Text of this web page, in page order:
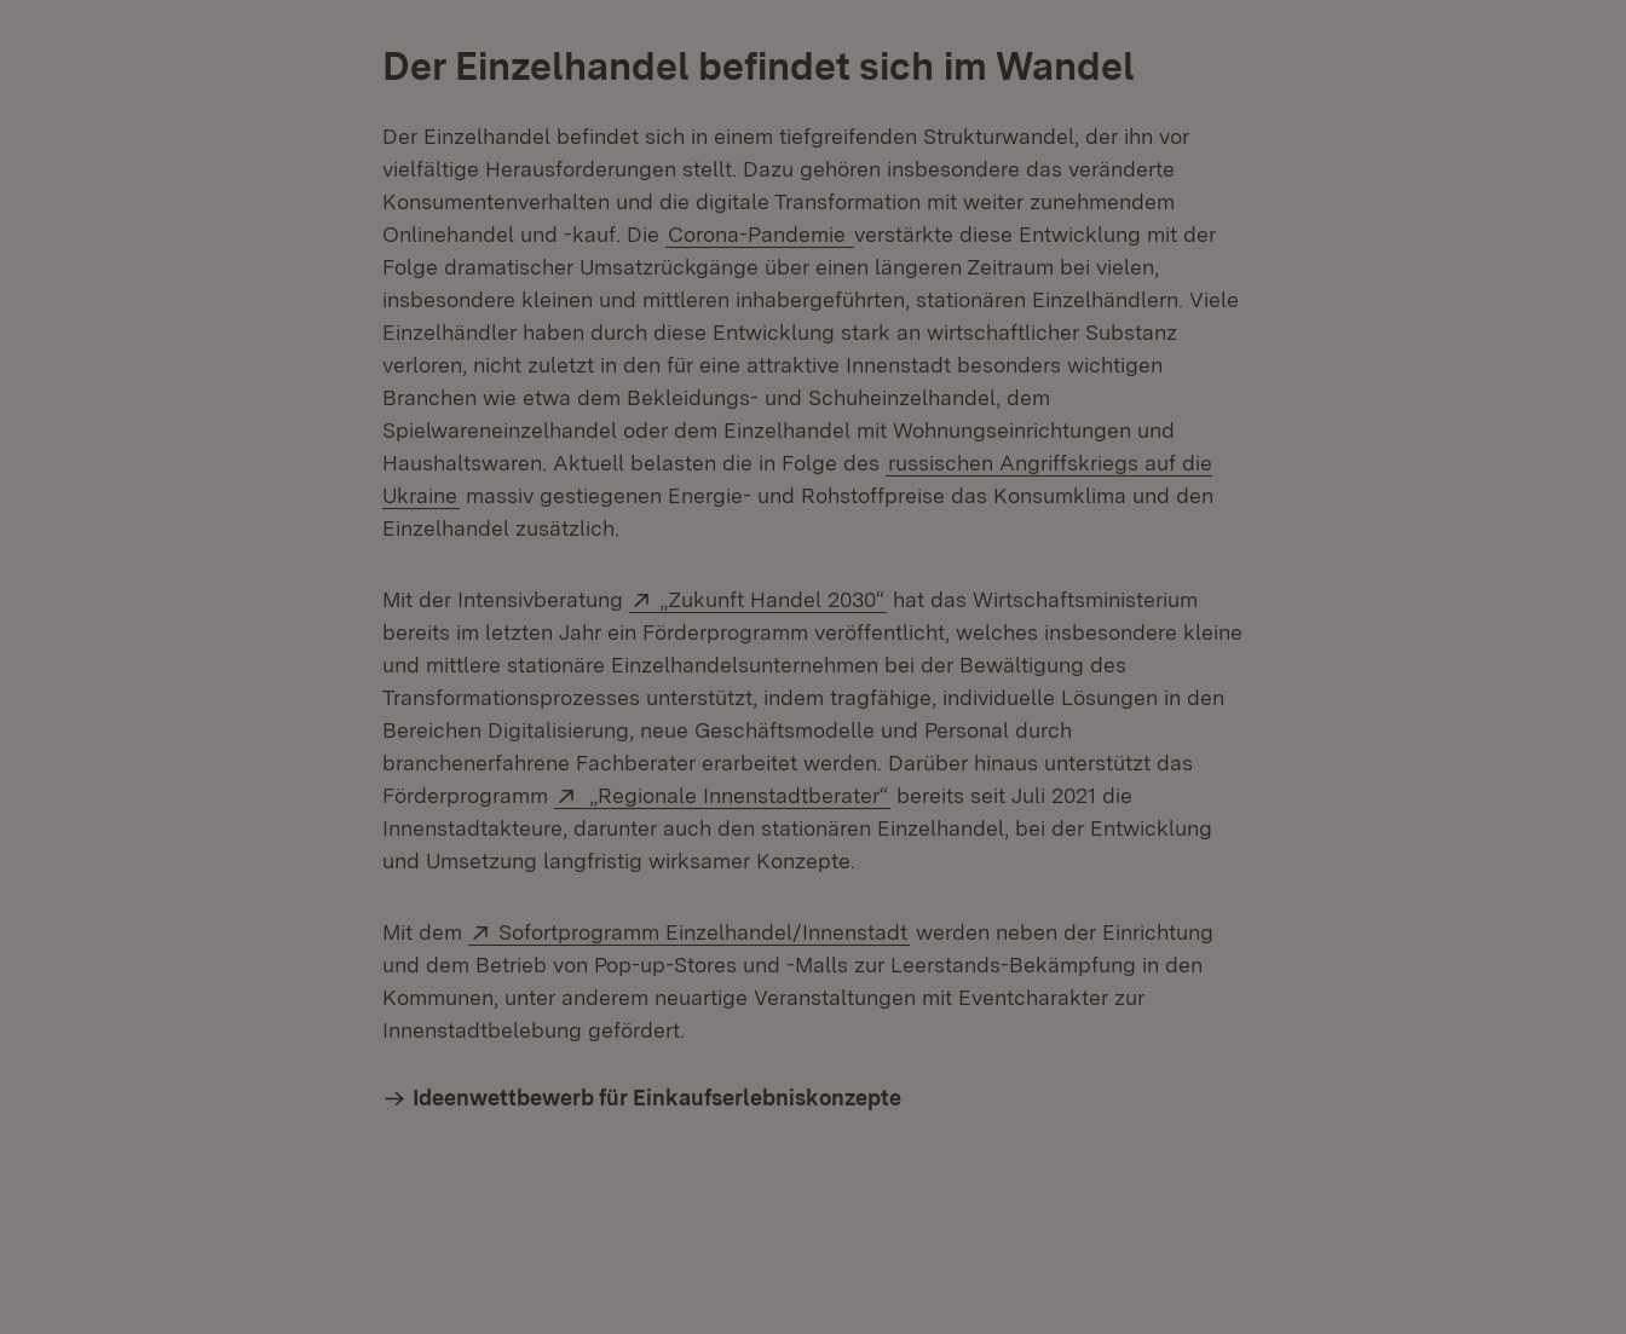
Der Einzelhandel befindet sich im Wandel
Der Einzelhandel befindet sich in einem tiefgreifenden Strukturwandel, der ihn vor
vielfältige Herausforderungen stellt. Dazu gehören insbesondere das veränderte
Konsumentenverhalten und die digitale Transformation mit weiter zunehmendem
Onlinehandel und -kauf. Die Corona-Pandemie verstärkte diese Entwicklung mit der
Folge dramatischer Umsatzrückgänge über einen längeren Zeitraum bei vielen,
insbesondere kleinen und mittleren inhabergeführten, stationären Einzelhändlern. Viele
Einzelhändler haben durch diese Entwicklung stark an wirtschaftlicher Substanz
verloren, nicht zuletzt in den für eine attraktive Innenstadt besonders wichtigen
Branchen wie etwa dem Bekleidungs- und Schuheinzelhandel, dem
Spielwareneinzelhandel oder dem Einzelhandel mit Wohnungseinrichtungen und
Haushaltswaren. Aktuell belasten die in Folge des russischen Angriffskriegs auf die
Ukraine massiv gestiegenen Energie- und Rohstoffpreise das Konsumklima und den
Einzelhandel zusätzlich.
Mit der Intensivberatung Extern:
„Zukunft Handel 2030“ (Öffnet in neuem Fenster)
hat das Wirtschaftsministerium
bereits im letzten Jahr ein Förderprogramm veröffentlicht, welches insbesondere kleine
und mittlere stationäre Einzelhandelsunternehmen bei der Bewältigung des
Transformationsprozesses unterstützt, indem tragfähige, individuelle Lösungen in den
Bereichen Digitalisierung, neue Geschäftsmodelle und Personal durch
branchenerfahrene Fachberater erarbeitet werden. Darüber hinaus unterstützt das
Förderprogramm
Extern:
„Regionale Innenstadtberater“ (Öffnet in neuem Fenster)
bereits seit Juli 2021 die
Innenstadtakteure, darunter auch den stationären Einzelhandel, bei der Entwicklung
und Umsetzung langfristig wirksamer Konzepte.
Mit dem Extern:
Sofortprogramm Einzelhandel/Innenstadt (Öffnet in neuem Fenster)
werden neben der Einrichtung
und dem Betrieb von Pop-up-Stores und -Malls zur Leerstands-Bekämpfung in den
Kommunen, unter anderem neuartige Veranstaltungen mit Eventcharakter zur
Innenstadtbelebung gefördert.
Ideenwettbewerb für Einkaufserlebniskonzepte